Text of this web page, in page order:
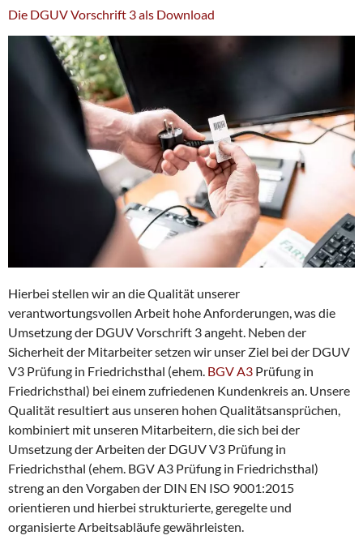
Die DGUV Vorschrift 3 als Download
Hierbei stellen wir an die Qualität unserer
verantwortungsvollen Arbeit hohe Anforderungen, was die
Umsetzung der DGUV Vorschrift 3 angeht. Neben der
Sicherheit der Mitarbeiter setzen wir unser Ziel bei der DGUV
V3 Prüfung in Friedrichsthal (ehem. BGV A3 Prüfung in
Friedrichsthal) bei einem zufriedenen Kundenkreis an. Unsere
Qualität resultiert aus unseren hohen Qualitätsansprüchen,
kombiniert mit unseren Mitarbeitern, die sich bei der
Umsetzung der Arbeiten der DGUV V3 Prüfung in
Friedrichsthal (ehem. BGV A3 Prüfung in Friedrichsthal)
streng an den Vorgaben der DIN EN ISO 9001:2015
orientieren und hierbei strukturierte, geregelte und
organisierte Arbeitsabläufe gewährleisten.